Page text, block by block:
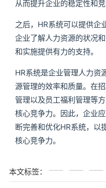
从而提升企业的稳定性和竞
之后，HR系统可以提供企
企业了解人力资源的状况
和实施提供有力的支持。
HR系统是企业管理人力资
源管理的效率和质量。在
管理以及员工福利管理等
核心竞争力。因此，企业
断完善和优化HR系统，以
核心竞争力。
本文标签：